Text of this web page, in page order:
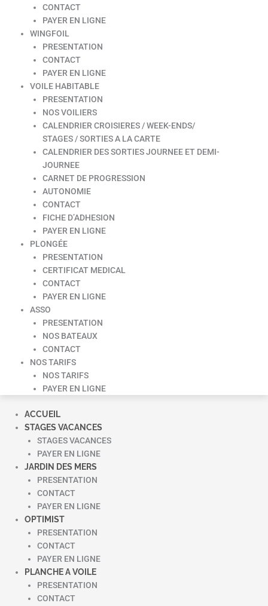
CONTACT
PAYER EN LIGNE
WINGFOIL
PRESENTATION
CONTACT
PAYER EN LIGNE
VOILE HABITABLE
PRESENTATION
NOS VOILIERS
CALENDRIER CROISIERES / WEEK-ENDS/
STAGES / SORTIES A LA CARTE
CALENDRIER DES SORTIES JOURNEE ET DEMI-
JOURNEE
CARNET DE PROGRESSION
AUTONOMIE
CONTACT
FICHE D’ADHESION
PAYER EN LIGNE
PLONGÉE
PRESENTATION
CERTIFICAT MEDICAL
CONTACT
PAYER EN LIGNE
ASSO
PRESENTATION
NOS BATEAUX
CONTACT
NOS TARIFS
NOS TARIFS
PAYER EN LIGNE
ACCUEIL
STAGES VACANCES
STAGES VACANCES
PAYER EN LIGNE
JARDIN DES MERS
PRESENTATION
CONTACT
PAYER EN LIGNE
OPTIMIST
PRESENTATION
CONTACT
PAYER EN LIGNE
PLANCHE A VOILE
PRESENTATION
CONTACT